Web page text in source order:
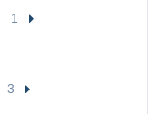
1
3